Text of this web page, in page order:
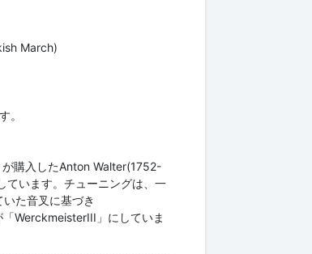
March)
。
購入したAnton Walter(1752-
ています。チューニングは、一
た音叉に基づき
WerckmeisterIII」にしていま